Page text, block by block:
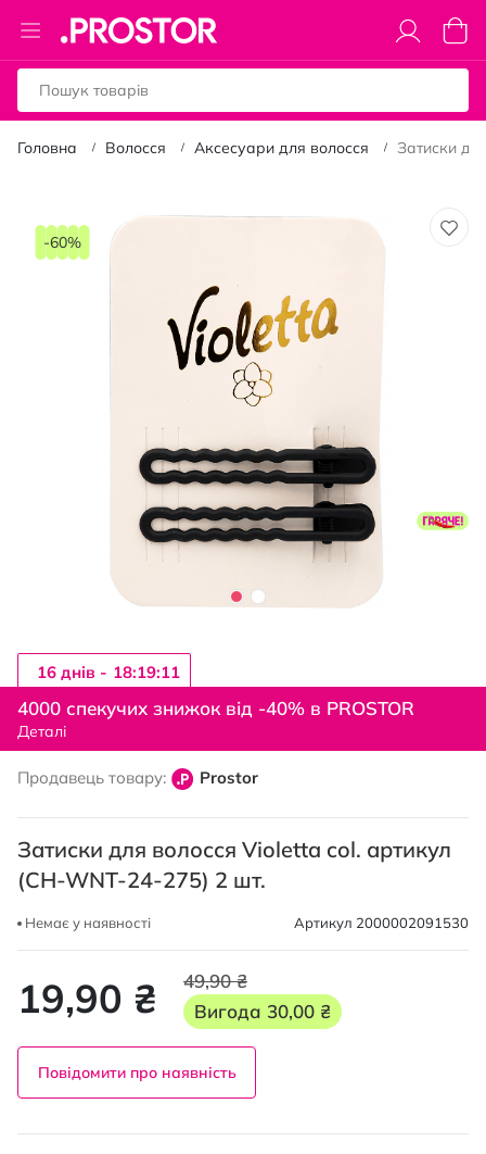
Toggle
Nav
Кошик
Головна Волосся Аксесуари для волосся Затиски
кінця
-60%
Перейти
до
початку
галереї
4000 спекучих знижок від -40% в PROSTOR
Деталі
16 днiв - 18:19:10
Продавець товару: Prostor
Затиски для волосся Violetta col. артикул
(CH-WNT-24-275) 2 шт.
Немає у наявності Артикул 2000002091530
19,90 ₴
49,90 ₴
Вигода 30,00 ₴
Повідомити про наявність